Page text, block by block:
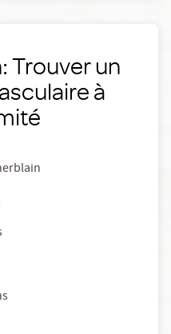
Trouver un
à